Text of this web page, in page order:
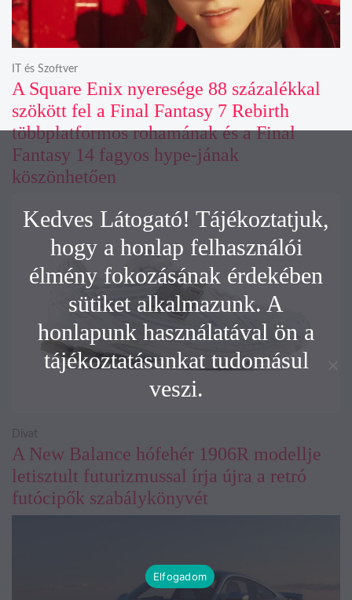
A Square Enix nyeresége 88 százalékkal
szökött fel a Final Fantasy 7 Rebirth
többplatformos rohamának és a Final
Fantasy 14 fagyos hype-jának
köszönhetően
IT és Szoftver
A New Balance hófehér 1906R modellje
letisztult futurizmussal írja újra a retró
futócipők szabálykönyvét
Divat
Kedves Látogató! Tájékoztatjuk,
hogy a honlap felhasználói
élmény fokozásának érdekében
sütiket alkalmazunk. A
honlapunk használatával ön a
tájékoztatásunkat tudomásul
veszi.
Elfogadom